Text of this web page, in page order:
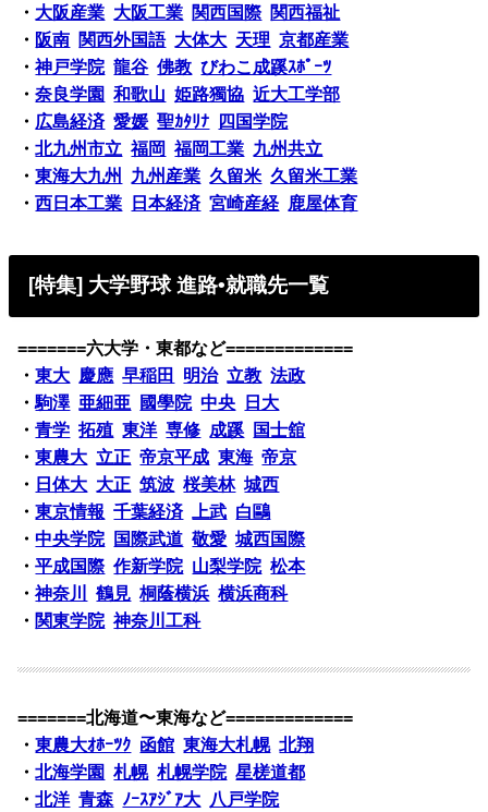
・ 大阪産業 大阪工業 関西国際 関西福祉
・ 阪南 関西外国語 大体大 天理 京都産業
・神戸学院 龍谷 佛教 びわこ成蹊ｽﾎﾟｰﾂ
・奈良学園 和歌山 姫路獨協 近大工学部
・ 広島経済 愛媛 聖ｶﾀﾘﾅ
四国学院
・北九州市立 福岡 福岡工業 九州共立
・東海大九州 九州産業 久留米 久留米工業
・西日本工業 日本経済 宮崎産経 鹿屋体育
[特集] 大学野球 進路•就職先一覧
=======六大学・東都など=============
・東大 慶應 早稲田 明治 立教 法政
・駒澤 亜細亜 國學院 中央
日大
・青学 拓殖 東洋 専修 成蹊
国士舘
・東農大 立正 帝京平成 東海 帝京
・ 日体大 大正 筑波 桜美林 城西
・東京情報 千葉経済 上武 白鷗
・中央学院 国際武道 敬愛 城西国際
・平成国際 作新学院 山梨学院 松本
・神奈川 鶴見 桐蔭横浜 横浜商科
・ 関東学院 神奈川工科
=======北海道〜東海など=============
・東農大ｵﾎｰﾂｸ 函館 東海大札幌 北翔
・北海学園 札幌 札幌学院 星槎道都
・北洋 青森 ﾉｰｽｱｼﾞｱ大 八戸学院